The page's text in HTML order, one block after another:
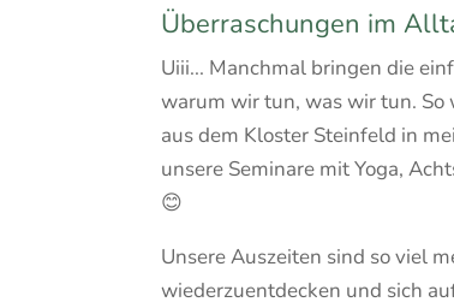
Überraschungen im
Uiii... Manchmal bringen die
warum wir tun, was wir tun. So
aus dem Kloster Steinfeld in
unsere Seminare mit Yoga,
😊
Unsere Auszeiten sind so viel
wiederzuentdecken und sich